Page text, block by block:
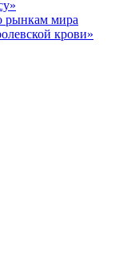
рынкам мира
крови»